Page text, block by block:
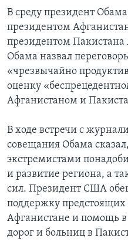
В среду президент
президентом
президентом
Обама назвал
«чрезвычайно
оценку
Афганистаном и
В ходе встречи с
совещания Обама
экстремистами
и развитие региона, а
сил. Президент США
поддержку
Афганистане и помощь в
дорог и больниц в